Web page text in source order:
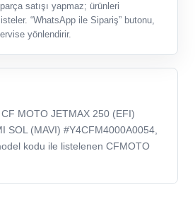
satışı yapmaz; ürünleri
“WhatsApp ile Sipariş” butonu,
yönlendirir.
MOTO JETMAX 250 (EFI)
SOL (MAVI) #Y4CFM4000A0054,
kodu ile listelenen CFMOTO